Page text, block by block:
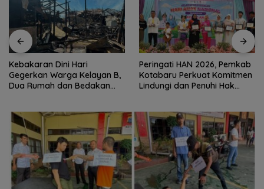
Kebakaran Dini Hari
Gegerkan Warga Kelayan B,
Dua Rumah dan Bedakan
Peringati HAN 2026, Pemkab
Kotabaru Perkuat Komitmen
Lindungi dan Penuhi Hak